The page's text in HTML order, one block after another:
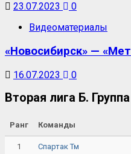
23.07.2023
0
Видеоматериалы
«Новосибирск» —
16.07.2023 0
Вторая лига Б.
Ранг Команды
1 Спартак Тм